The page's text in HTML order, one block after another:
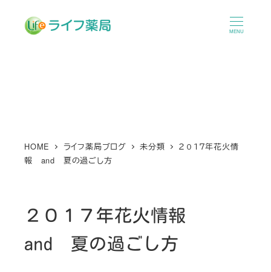
MENU
HOME ライフ薬局ブログ 未分類
２０１７年花火情
報 and 夏の過ごし方
２０１７年花火情報
and 夏の過ごし方